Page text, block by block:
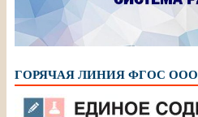
ГОРЯЧАЯ ЛИНИЯ ФГОС ООО